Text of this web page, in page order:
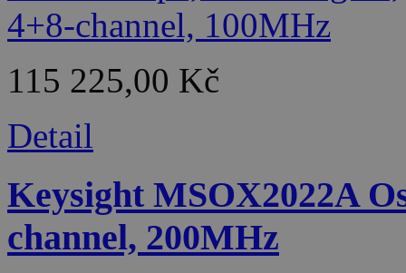
115 225,00 Kč
Detail
Keysight MSOX2022A
channel, 200MHz